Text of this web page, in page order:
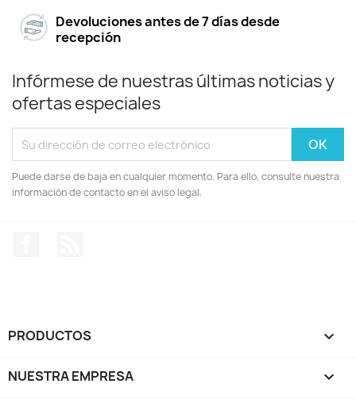
Devoluciones antes de 7 días desde
recepción
Infórmese de nuestras últimas noticias y
ofertas especiales
Puede darse de baja en cualquier momento. Para ello, consulte nuestra
información de contacto en el aviso legal.
PRODUCTOS 
NUESTRA EMPRESA 